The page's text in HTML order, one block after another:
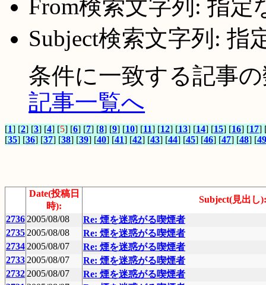
From検索文字列: 指定
Subject検索文字列: 指
条件に一致する記事
記事一覧へ
[1] [2] [3] [4] [5] [6] [7] [8] [9] [10] [11] [12] [13] [14] [15] [16] [17]
[35] [36] [37] [38] [39] [40] [41] [42] [43] [44] [45] [46] [47] [48] [49
Date(投稿日
時):
Subject(見出し):
2736 2005/08/08
Re: 煙を迷惑がる喫煙者
2735 2005/08/08
Re: 煙を迷惑がる喫煙者
2734 2005/08/07
Re: 煙を迷惑がる喫煙者
2733 2005/08/07
Re: 煙を迷惑がる喫煙者
2732 2005/08/07
Re: 煙を迷惑がる喫煙者